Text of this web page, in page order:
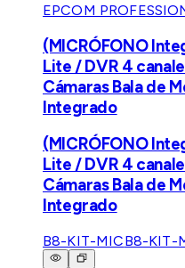
EPCOM
(MICRÓFONO
Lite / DVR 4
Cámaras Bala de
Integrado
(MICRÓFONO
Lite / DVR 4
Cámaras Bala de
Integrado
B8-KIT-MICB8-KIT-